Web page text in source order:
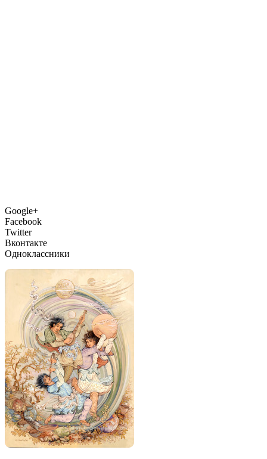
Google+
Facebook
Twitter
Вконтакте
Одноклассники